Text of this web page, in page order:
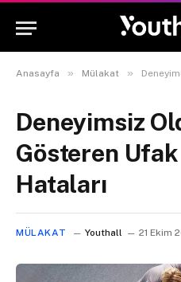
Anasayfa » Mülakat »
Deneyimsiz
Gösteren
Hataları
MÜLAKAT Youthall 21 Ekim